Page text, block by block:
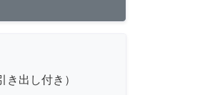
出し付き）